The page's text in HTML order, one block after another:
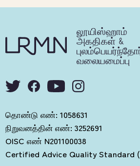
லூயிஸ்ஹாம்
அகதிகள் &
வலையமைப்பு
தொண்டு எண்: 1058631
நிறுவனத்தின் எண்: 3252691
OISC எண் N201100038
Certified Advice Quality Standard